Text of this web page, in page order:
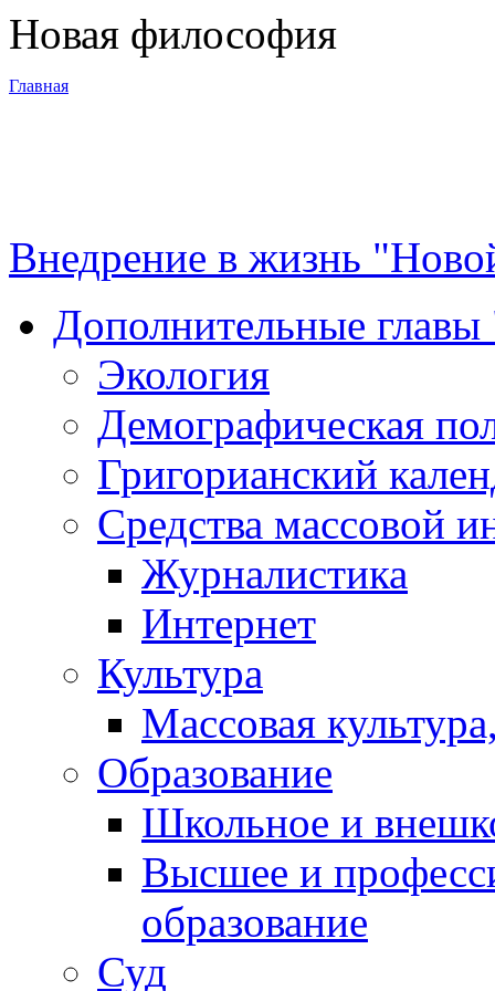
Новая философия
Главная
Программа
Суть новой
философии
Материалы
Контакты
Внедрение в жизнь
Дополнительные
Экология
Демографическая
Григорианский
Средства массовой
Журналистика
Интернет
Культура
Массовая
Образование
Школьное и
Высшее и
образование
Суд